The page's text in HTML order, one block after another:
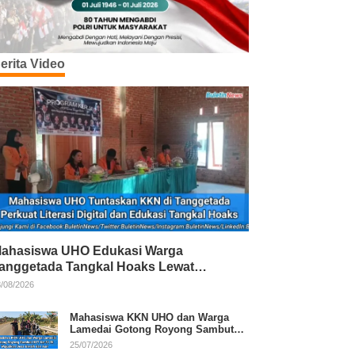
Video
UHO Edukasi Warga
Tangkal Hoaks Lewat
Literasi
08/2026
Mahasiswa KKN UHO dan Warga
Lamedai Gotong Royong Sambut
HUT Ke-81 RI
25/07/2026